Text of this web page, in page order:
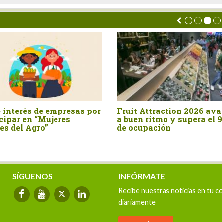
Fruit Attraction 2026 avanza
a buen ritmo y supera el 90%
de ocupación
Hortus: Crecer
estar más cerca
SÍGUENOS INFÓRMATE
Recibe nuestras noticias en tu
diariamente